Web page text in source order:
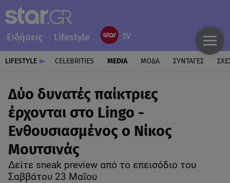
Ειδήσεις Lifestyle
LIFESTYLE CELEBRITIES MEDIA ΜΟΔΑ ΣΥΝΤΑΓΕΣ
Δύο δυνατές παίκτριες
έρχονται στο Lingo -
Ενθουσιασμένος ο Νίκος
Μουτσινάς
Δείτε sneak preview από το επεισόδιο του
Σαββάτου 23 Μαΐου